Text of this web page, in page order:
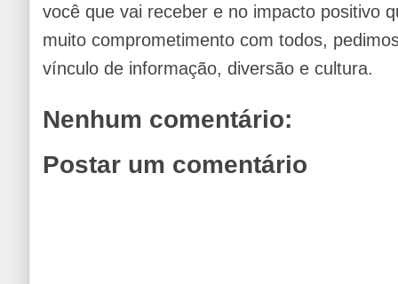
você que vai receber e no impacto positivo
muito comprometimento com todos,
vínculo de informação, diversão e cultura.
Nenhum comentário:
Postar um comentário